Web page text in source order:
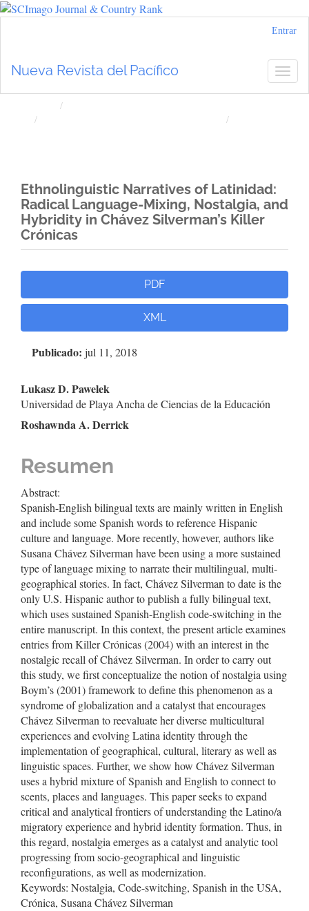
principal
Entrar
Nueva Revista del Pacífico
Ethnolinguistic Narratives of Latinidad:
Radical Language-Mixing, Nostalgia, and
Hybridity in Chávez Silverman’s Killer
Crónicas
lateral
del
artículo
PDF
XML
Publicado: jul 11, 2018
Contenido
principal
artículo
Lukasz D. Pawelek
Universidad de Playa Ancha de Ciencias de la Educación
Roshawnda A. Derrick
Resumen
Abstract:
Spanish-English bilingual texts are mainly written in English
and include some Spanish words to reference Hispanic
culture and language. More recently, however, authors like
Susana Chávez Silverman have been using a more sustained
type of language mixing to narrate their multilingual, multi-
geographical stories. In fact, Chávez Silverman to date is the
only U.S. Hispanic author to publish a fully bilingual text,
which uses sustained Spanish-English code-switching in the
entire manuscript. In this context, the present article examines
entries from Killer Crónicas (2004) with an interest in the
nostalgic recall of Chávez Silverman. In order to carry out
this study, we first conceptualize the notion of nostalgia using
Boym’s (2001) framework to define this phenomenon as a
syndrome of globalization and a catalyst that encourages
Chávez Silverman to reevaluate her diverse multicultural
experiences and evolving Latina identity through the
implementation of geographical, cultural, literary as well as
linguistic spaces. Further, we show how Chávez Silverman
uses a hybrid mixture of Spanish and English to connect to
scents, places and languages. This paper seeks to expand
critical and analytical frontiers of understanding the Latino/a
migratory experience and hybrid identity formation. Thus, in
this regard, nostalgia emerges as a catalyst and analytic tool
progressing from socio-geographical and linguistic
reconfigurations, as well as modernization.
Keywords: Nostalgia, Code-switching, Spanish in the USA,
Crónica, Susana Chávez Silverman